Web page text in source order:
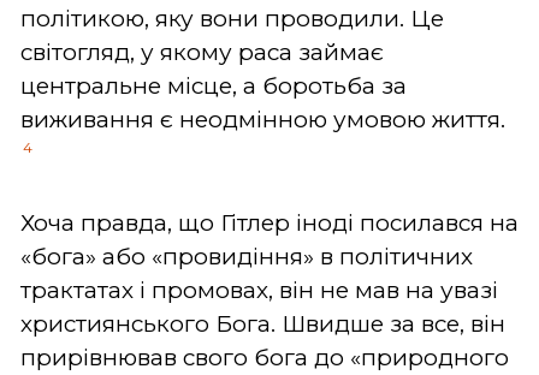
політикою, яку вони проводили. Це
світогляд, у якому раса займає
центральне місце, а боротьба за
виживання є неодмінною умовою життя.
4
Хоча правда, що Гітлер іноді посилався на
«бога» або «провидіння» в політичних
трактатах і промовах, він не мав на увазі
християнського Бога. Швидше за все, він
прирівнював свого бога до «природного